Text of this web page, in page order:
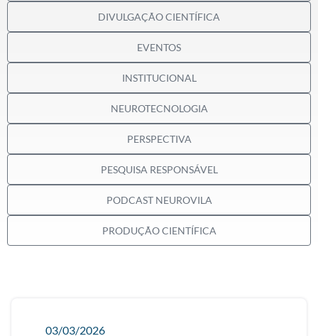
DIVULGAÇÃO CIENTÍFICA
EVENTOS
INSTITUCIONAL
NEUROTECNOLOGIA
PERSPECTIVA
PESQUISA RESPONSÁVEL
PODCAST NEUROVILA
PRODUÇÃO CIENTÍFICA
03/03/2026